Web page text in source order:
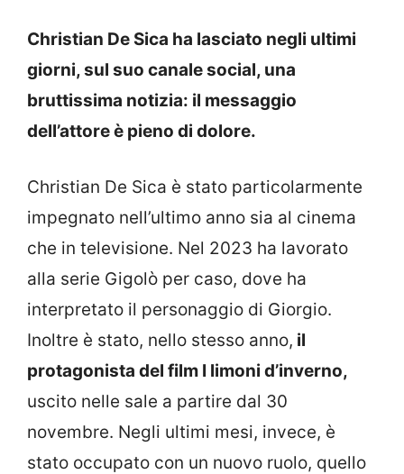
Christian De Sica ha lasciato negli ultimi
giorni, sul suo canale social, una
bruttissima notizia: il messaggio
dell’attore è pieno di dolore.
Christian De Sica è stato particolarmente
impegnato nell’ultimo anno sia al cinema
che in televisione. Nel 2023 ha lavorato
alla serie Gigolò per caso, dove ha
interpretato il personaggio di Giorgio.
Inoltre è stato, nello stesso anno, il
protagonista del film I limoni d’inverno,
uscito nelle sale a partire dal 30
novembre. Negli ultimi mesi, invece, è
stato occupato con un nuovo ruolo, quello